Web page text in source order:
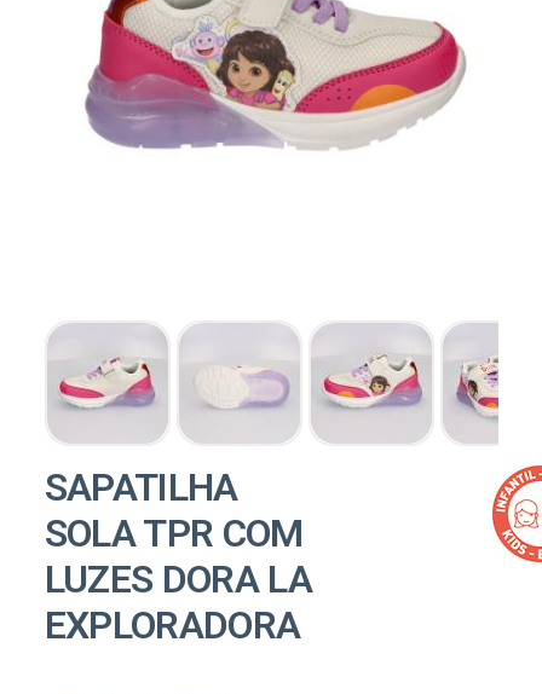
SAPATILHA
SOLA TPR COM
LUZES DORA LA
EXPLORADORA